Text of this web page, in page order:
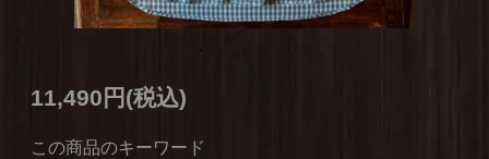
11,490円(税込)
この商品のキーワード